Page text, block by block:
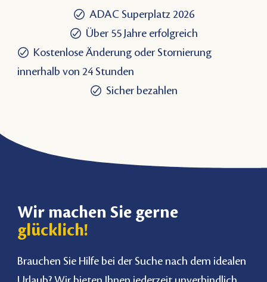
ADAC Superplatz 2026
Über 55 Jahre erfolgreich
Kostenlose Änderung oder Stornierung
innerhalb von 24 Stunden
Sicher bezahlen
Wir machen Sie gerne
glücklich!
Brauchen Sie Hilfe bei der Suche nach dem idealen